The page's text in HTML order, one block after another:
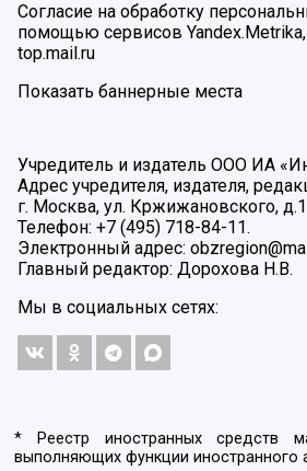
Согласие на обработку
помощью сервисов
top.mail.ru
Показать баннерные места
Учредитель и издатель ООО ИА
Адрес учредителя, издателя,
г. Москва, ул. Кржижановского,
Телефон: +7 (495) 718-84-11.
Электронный адрес:
Главный редактор: Дорохова Н.В.
Мы в социальных сетях:
* Реестр иностранных средств
выполняющих функции иностранного